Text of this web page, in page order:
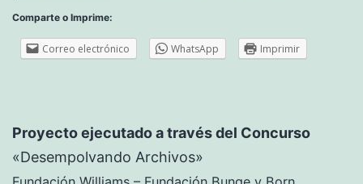
Comparte o Imprime:
Correo electrónico WhatsApp Imprimir
Proyecto ejecutado a través del Concurso
«Desempolvando Archivos»